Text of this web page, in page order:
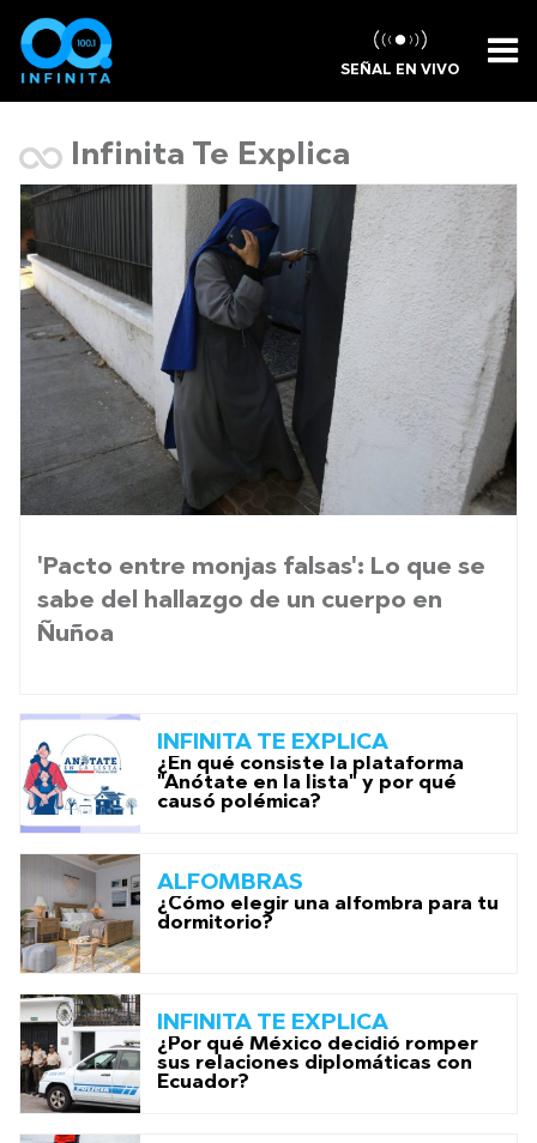
SEÑAL EN VIVO
Infinita Te Explica
'Pacto entre monjas falsas': Lo que se
sabe del hallazgo de un cuerpo en
Ñuñoa
INFINITA TE EXPLICA
¿En qué consiste la plataforma
"Anótate en la lista" y por qué
causó polémica?
ALFOMBRAS
¿Cómo elegir una alfombra para tu
dormitorio?
INFINITA TE EXPLICA
¿Por qué México decidió romper
sus relaciones diplomáticas con
Ecuador?